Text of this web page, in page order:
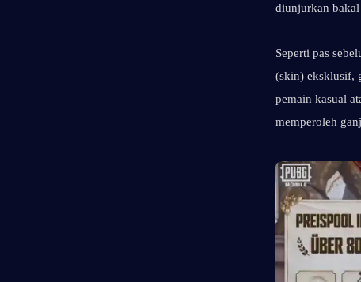
diunjurkan bakal
Seperti pas
(skin) eksklusif,
pemain kasual
memperoleh